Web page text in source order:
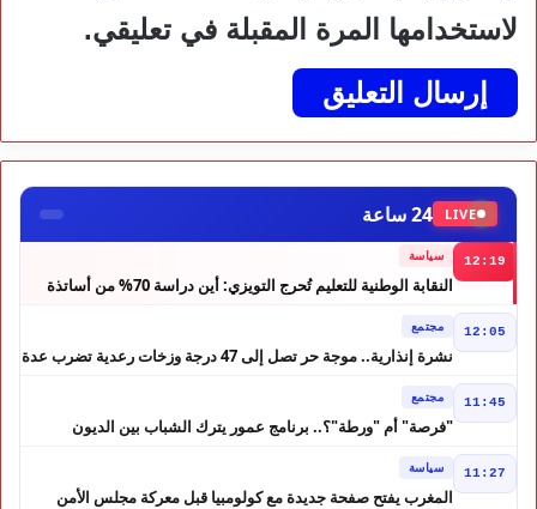
لاستخدامها المرة المقبلة في تعليقي.
LIVE 24 ساعة
12:19 سياسة
النقابة الوطنية للتعليم تُحرج التويزي: أين دراسة 70% من أساتذة
12:05 مجتمع
نشرة إنذارية.. موجة حر تصل إلى 47 درجة وزخات رعدية تضرب عدة
11:45 مجتمع
"فرصة" أم "ورطة"؟.. برنامج عمور يترك الشباب بين الديون
11:27 سياسة
المغرب يفتح صفحة جديدة مع كولومبيا قبل معركة مجلس الأمن